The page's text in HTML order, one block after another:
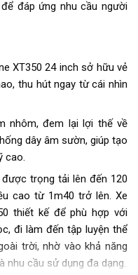
đáp ứng nhu cầu người
XT350 24 inch sở hữu vẻ
thu hút ngay từ cái nhìn
nhôm, đem lại lợi thế về
dây âm sườn, giúp tạo
cao.
trọng tải lên đến 120
cao từ 1m40 trở lên. Xe
thiết kế để phù hợp với
đi làm đến tập luyện thể
trời, nhờ vào khả năng
nhu cầu sử dụng đa dạng.